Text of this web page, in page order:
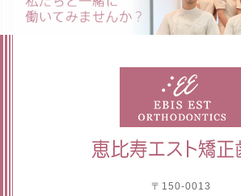
〒150-0013